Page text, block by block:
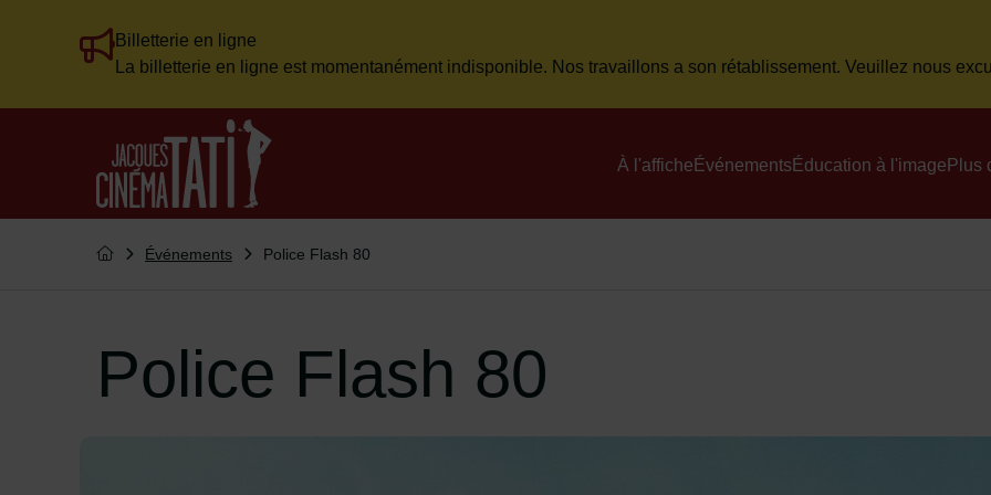
Billetterie en ligne
La billetterie en ligne est momentanément indisponible. Nos travaillons a son rétablissement. Veuillez nous
À l'affiche Événements Éducation à l'image Plus
Vous êtes ici :
Retourner à l'accueil
Événements Police Flash 80
Police Flash 80